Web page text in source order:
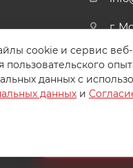
г.
cookie и сервис
пользовательского
данных с
данных и